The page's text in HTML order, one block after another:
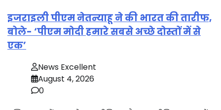
इजराइली पीएम नेतन्याहू ने की भारत की तारीफ,
बोले- ‘पीएम मोदी हमारे सबसे अच्छे दोस्तों में से
एक’
News Excellent
August 4, 2026
0